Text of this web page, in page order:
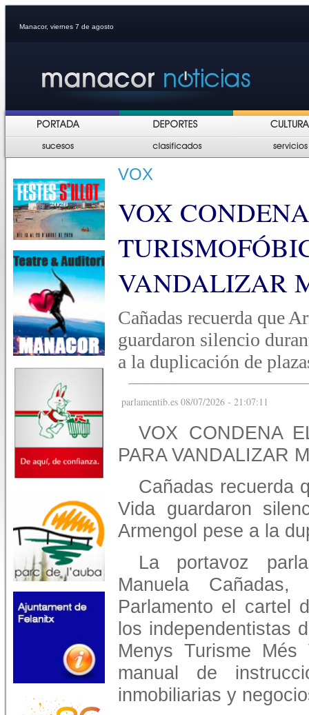
Manacor, viernes 7 de agosto
VOX
VOX
VANDALIZAR
Cañadas recuerda que
guardaron silencio
a la duplicación de
parlamentib.es 08/07/2026 - 21:07:11
VOX CONDENA
PARA VANDALIZAR
Cañadas recuerda
Vida guardaron
Armengol pese a la
La portavoz
Manuela
Parlamento el cartel
los independentistas
Menys Turisme
manual de
inmobiliarias y